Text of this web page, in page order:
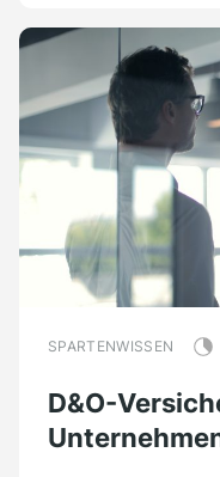
SPARTENWISSEN
D&O-